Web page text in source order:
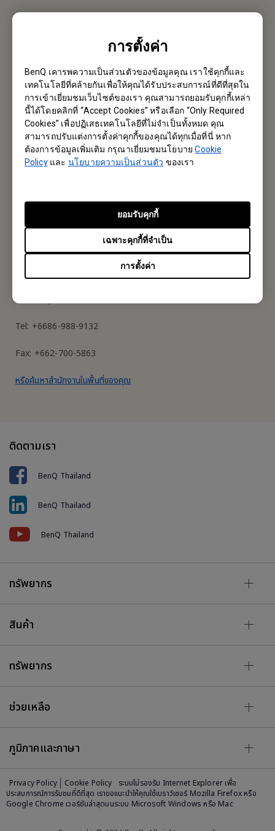
การตั้งค่า
BenQ เคารพความเป็นส่วนตัวของข้อมูลคุณ เราใช้คุกกี้และ
เทคโนโลยีที่คล้ายกันเพื่อให้คุณได้รับประสบการณ์ที่ดีที่สุดใน
การเข้าเยี่ยมชมเว็บไซต์ของเรา คุณสามารถยอมรับคุกกี้เหล่า
นี้ได้โดยคลิกที่ “Accept Cookies” หรือเลือก “Only Required
Cookies” เพื่อปฏิเสธเทคโนโลยีที่ไม่จำเป็นทั้งหมด คุณ
สามารถปรับแต่งการตั้งค่าคุกกี้ของคุณได้ทุกเมื่อที่นี่ หาก
ต้องการข้อมูลเพิ่มเติม กรุณาเยี่ยมชมนโยบายCookie
Policyและนโยบายความเป็นส่วนตัว ของเรา
การตั้งค่า
เฉพาะคุกกี้ที่จำเป็น
ยอมรับคุกกี้
Email หาเรา
สมัครรับจดหมายข่าว
เป็นคนแรกที่ได้ข้อมูลใหม่ๆจากเรา
BenQ Thailand
บริษัท เบ็นคิว (ประเทศไทย) จำกัด
บางรัก กรุงเทพฯ 10500
Tel: +6686-988-9132
Fax: +662-700-5863
หรือค้นหาสำนักงานในพื้นที่ของคุณ
ติดตามเรา
BenQ Thailand
BenQ Thailand
BenQ Thailand
ทรัพยากร
สินค้า
ทรัพยากร
ช่วยเหลือ
ภูมิภาคและภาษา
Privacy Policy Cookie Policy
ระบบไม่รองรับ Internet Explorer เพื่อ
ประสบการณ์การรับชมที่ดีที่สุด เราขอแนะนำให้คุณใช้เบราว์เซอร์ Mozilla Firefox หรือ
Google Chrome เวอร์ชันล่าสุดบนระบบ Microsoft Windows หรือ Mac